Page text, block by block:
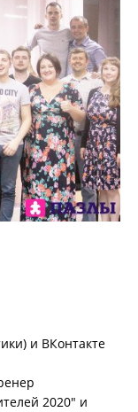
и ВКонтакте
2020" и